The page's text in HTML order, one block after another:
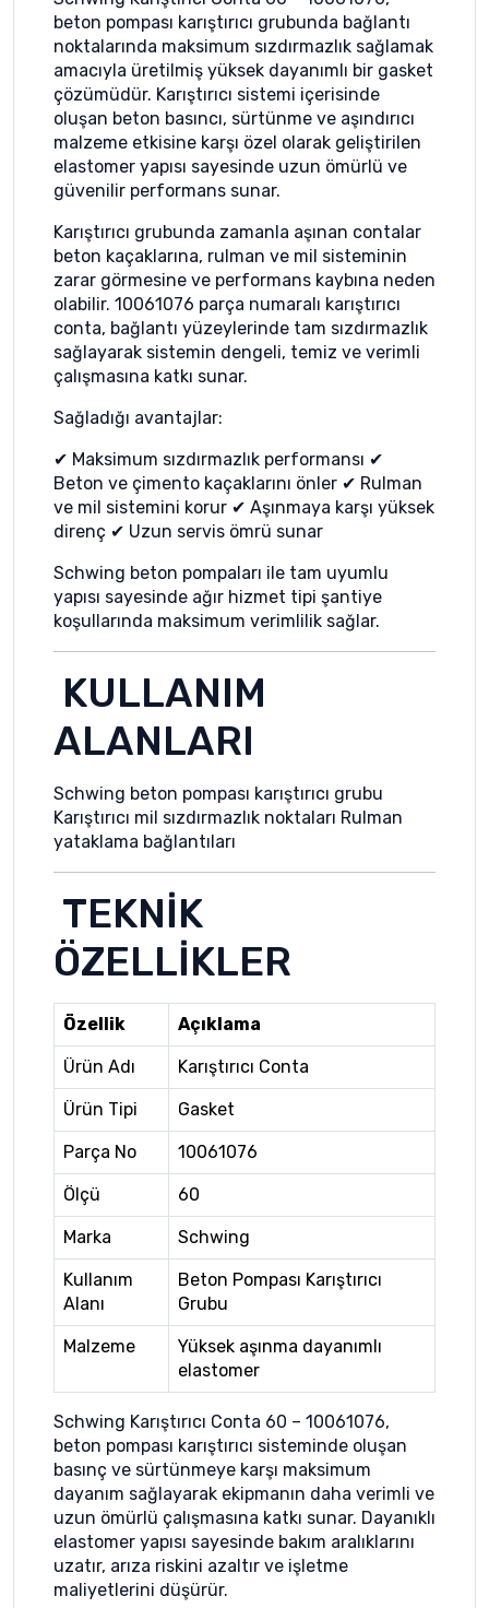
beton pompası karıştırıcı grubunda bağlantı
noktalarında maksimum sızdırmazlık sağlamak
amacıyla üretilmiş yüksek dayanımlı bir gasket
çözümüdür. Karıştırıcı sistemi içerisinde
oluşan beton basıncı, sürtünme ve aşındırıcı
malzeme etkisine karşı özel olarak geliştirilen
elastomer yapısı sayesinde uzun ömürlü ve
güvenilir performans sunar.
Karıştırıcı grubunda zamanla aşınan contalar
beton kaçaklarına, rulman ve mil sisteminin
zarar görmesine ve performans kaybına neden
olabilir. 10061076 parça numaralı karıştırıcı
conta, bağlantı yüzeylerinde tam sızdırmazlık
sağlayarak sistemin dengeli, temiz ve verimli
çalışmasına katkı sunar.
Sağladığı avantajlar:
✔ Maksimum sızdırmazlık performansı ✔
Beton ve çimento kaçaklarını önler ✔ Rulman
ve mil sistemini korur ✔ Aşınmaya karşı yüksek
direnç ✔ Uzun servis ömrü sunar
Schwing beton pompaları ile tam uyumlu
yapısı sayesinde ağır hizmet tipi şantiye
koşullarında maksimum verimlilik sağlar.
KULLANIM
ALANLARI
Schwing beton pompası karıştırıcı grubu
Karıştırıcı mil sızdırmazlık noktaları Rulman
yataklama bağlantıları
TEKNİK
ÖZELLİKLER
Özellik Açıklama
Ürün Adı Karıştırıcı Conta
Ürün Tipi Gasket
Parça No 10061076
Ölçü 60
Marka Schwing
Kullanım
Alanı
Beton Pompası Karıştırıcı
Grubu
Malzeme
Yüksek aşınma dayanımlı
elastomer
Schwing Karıştırıcı Conta 60 – 10061076,
beton pompası karıştırıcı sisteminde oluşan
basınç ve sürtünmeye karşı maksimum
dayanım sağlayarak ekipmanın daha verimli ve
uzun ömürlü çalışmasına katkı sunar. Dayanıklı
elastomer yapısı sayesinde bakım aralıklarını
uzatır, arıza riskini azaltır ve işletme
maliyetlerini düşürür.